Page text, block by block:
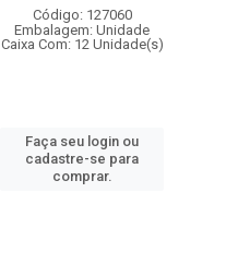
Código: 127060
Embalagem: Unidade
Caixa Com: 12 Unidade(s)
Faça seu login ou
cadastre-se para
comprar.